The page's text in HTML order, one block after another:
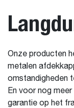
Onze producten
metalen
omstandigheden
En voor nog
garantie op het